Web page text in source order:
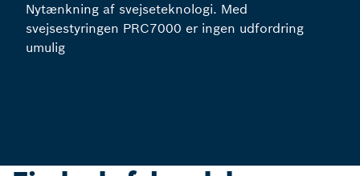
Nytænkning af svejseteknologi. Med
svejsestyringen PRC7000 er ingen udfordring
umulig